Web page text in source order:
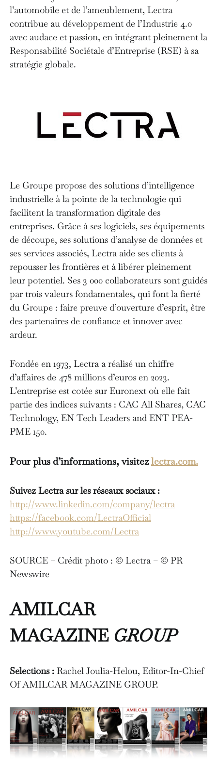
l’automobile et de l’ameublement, Lectra
contribue au développement de l’Industrie 4.0
avec audace et passion, en intégrant pleinement la
Responsabilité Sociétale d’Entreprise (RSE) à sa
stratégie globale.
Le Groupe propose des solutions d’intelligence
industrielle à la pointe de la technologie qui
facilitent la transformation digitale des
entreprises. Grâce à ses logiciels, ses équipements
de découpe, ses solutions d’analyse de données et
ses services associés, Lectra aide ses clients à
repousser les frontières et à libérer pleinement
leur potentiel. Ses 3 000 collaborateurs sont guidés
par trois valeurs fondamentales, qui font la fierté
du Groupe : faire preuve d’ouverture d’esprit, être
des partenaires de confiance et innover avec
ardeur.
Fondée en 1973, Lectra a réalisé un chiffre
d’affaires de 478 millions d’euros en 2023.
L’entreprise est cotée sur Euronext où elle fait
partie des indices suivants : CAC All Shares, CAC
Technology, EN Tech Leaders and ENT PEA-
PME 150.
Pour plus d’informations, visitezlectra.com.
Suivez Lectra sur les réseaux sociaux :
http://www.linkedin.com/company/lectra
https://facebook.com/LectraOfficial
http://www.youtube.com/Lectra
SOURCE – Crédit photo : © Lectra – © PR
Newswire
AMILCAR
MAGAZINE GROUP
Selections : Rachel Joulia-Helou, Editor-In-Chief
Of AMILCAR MAGAZINE GROUP.